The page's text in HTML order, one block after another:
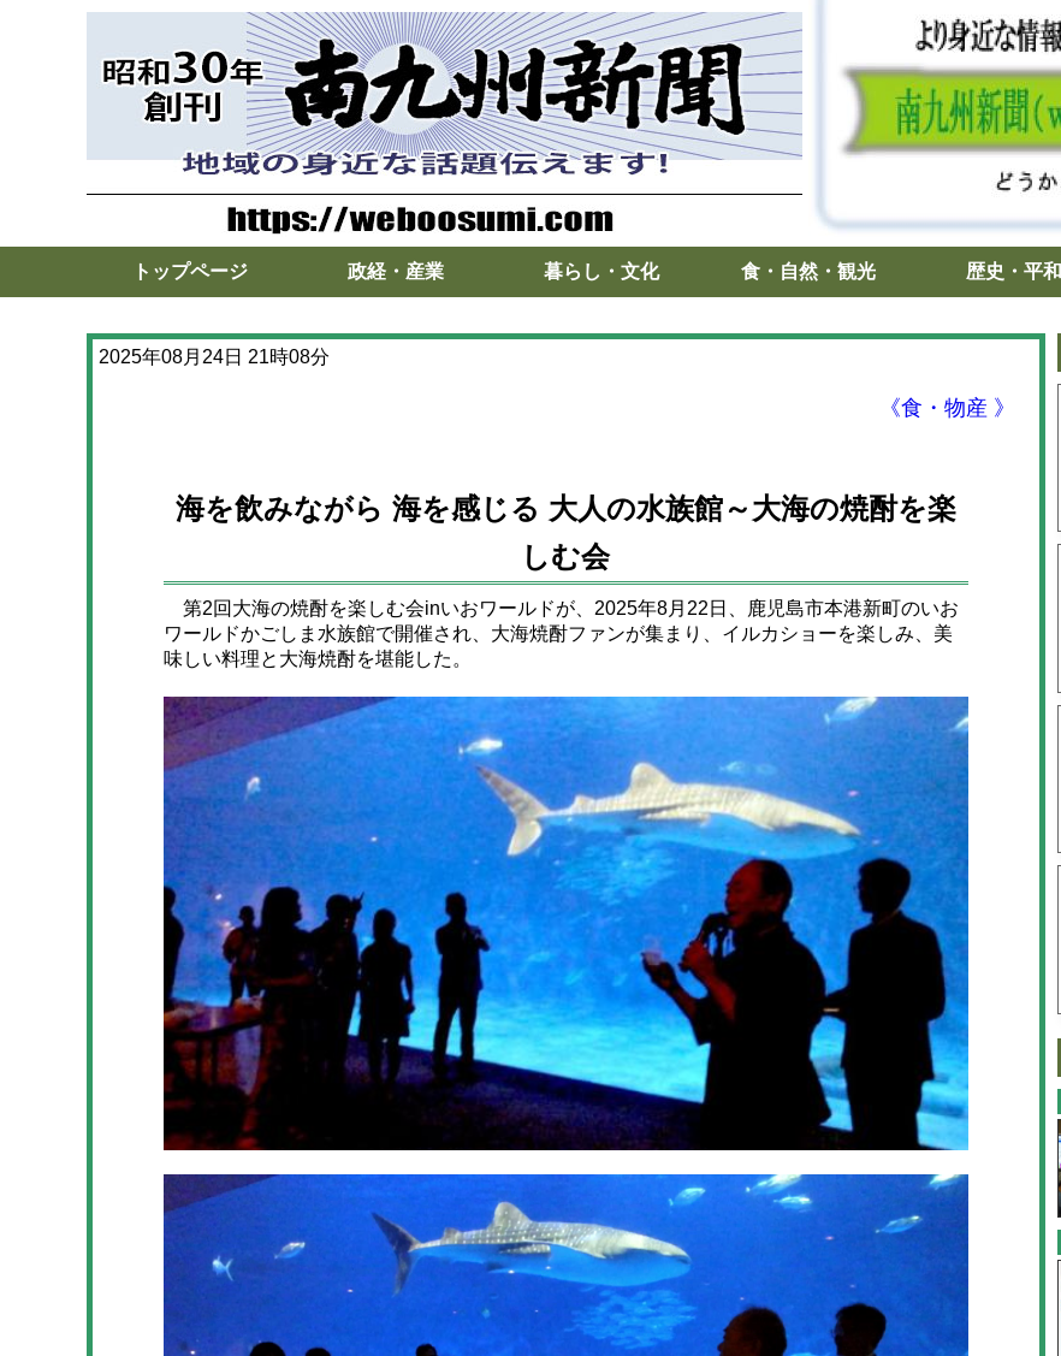
トップページ 政経・産業 暮らし・文化 食・自然・観光 歴史・平和
2025年08月24日 21時08分
《食・物産 》
海を飲みながら 海を感じる 大人の水族館～大海の焼酎を楽
しむ会
第2回大海の焼酎を楽しむ会inいおワールドが、2025年8月22日、鹿児島市本港新町のいお
ワールドかごしま水族館で開催され、大海焼酎ファンが集まり、イルカショーを楽しみ、美
味しい料理と大海焼酎を堪能した。